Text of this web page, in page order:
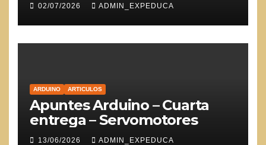
02/07/2026 ADMIN_EXPEDUCA
ARDUINO ARTICULOS
Apuntes Arduino – Cuarta
entrega – Servomotores
13/06/2026 ADMIN_EXPEDUCA